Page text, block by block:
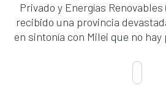
Privado y Energías Renovables
recibido una provincia
en sintonía con Milei que no